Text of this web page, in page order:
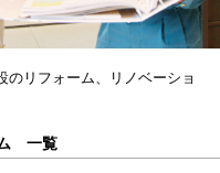
のリフォーム、リノベーショ
一覧